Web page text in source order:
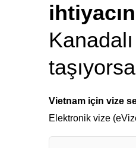
Vietnam için vize
Elektronik vize